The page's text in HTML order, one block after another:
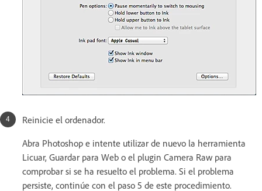
Reinicie el ordenador.
Abra Photoshop e intente utilizar de nuevo la herramienta
Licuar, Guardar para Web o el plugin Camera Raw para
comprobar si se ha resuelto el problema. Si el problema
persiste, continúe con el paso 5 de este procedimiento.